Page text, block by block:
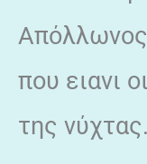
Απόλλωνος
που ειανι
της νύχτας.